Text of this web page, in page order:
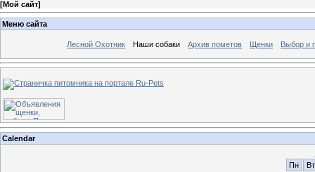
[Мой сайт]
Меню сайта
Лесной Охотник Наши собаки Архив пометов Щенки Выбор и
Calendar
Пн
Вт